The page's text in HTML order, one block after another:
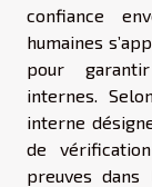
confiance
humaines
pour
internes.
interne
de
preuves